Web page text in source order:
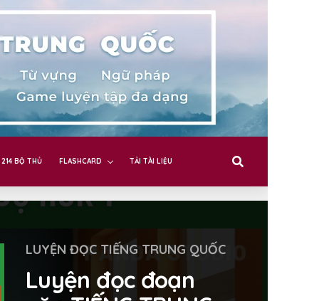
214 BỘ THỦ FLASHCARD TẢI TÀI LIỆU
LUYỆN ĐỌC TIẾNG TRUNG QUỐC
Luyện đọc đoạn